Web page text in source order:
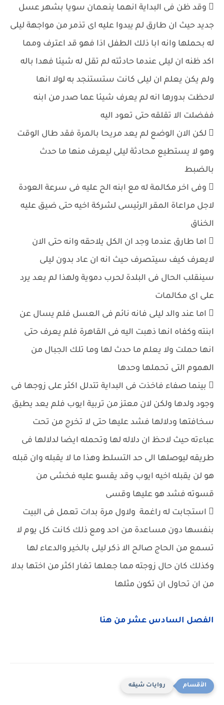
 وقد ظن فى البداية انهما ينعمان سويا بشهر عسل
جديد حيث ان طارق لم يبدوا عليه اى تذمر من مواجهة ليلى
له بحملها وانه ابا ذلك الطفل اذا فهو قد اعترف ومما
اكد ظنه ان ليلى عندما حادثته لم تقل له شيئا فهدا باله
ولم يكن يعلم ان ليلى كانت ستستنجد به لولا انها
لاحظت بدورها انه لم يعرف شيئا عما صدر من ابنه
ففضلت الا تقلقه حتى تعود اليه
 لكن الان الوضع لم يعد مريحا بالمرة فقد طال الوقت
وهو لا يستطيع محادثة ليلى ليعرف منها ما حدث
بالضبط
 وفى اخر مكالمة له مع ابنه الح عليه فى سرعة العودة
لاجل مراعاة المقر الرئيسى لشركة اخيه حتى ضيق عليه
الخناق
 اما طارق عندما وجد ان الكل يلاحقه وانه حتى الان
لايعرف كيف سيتصرف حيث انه ان عاد بدون ليلى
سينقلب الحال فى البلدة لحرب دموية ولهذا لم يعد يرد
على اى مكالمات
 اما عند والد ليلى فانه نائم فى العسل فلم يسال عن
ابنته وكفاه انها ذهبت اليه فى القاهرة فلم يعرف حتى
انها حملت ولا يعلم ما حدث لها وما تلك الجبال من
الهموم التى تحملها وحدها
 بينما صفاء فاخذت فى البداية تتدلل اكثر على زوجها فى
وجود ولدها ولكن لان معتز من تربية ايوب فلم يعد يطيق
سخافتها ودلالها فشد عليها حتى لا تخرج من تحت
عباءته حيث لاحظ ان دلاله لها وتحمله ايضا لدلالها فى
طريقه ليوصلها الى حد التسلط وهذا ما لا يقبله وان قبله
هو لن يقبله اخيه ايوب وقد يقسو عليه فخشى من
قسوته فشد هو عليها وقسى
 استجابت له راغمة ولاول مرة بدات تعمل فى البيت
بنفسها دون مساعدة من احد ومع ذلك كانت كل يوم لا
تسمع من الحاج صالح الا ذكر ليلى بالخير والدعاء لها
وكذلك كان حال زوجته مما جعلها تغار اكثر من اختها بدلا
من ان تحاول ان تكون مثلها
الفصل السادس عشر من هنا
روايات شيقه